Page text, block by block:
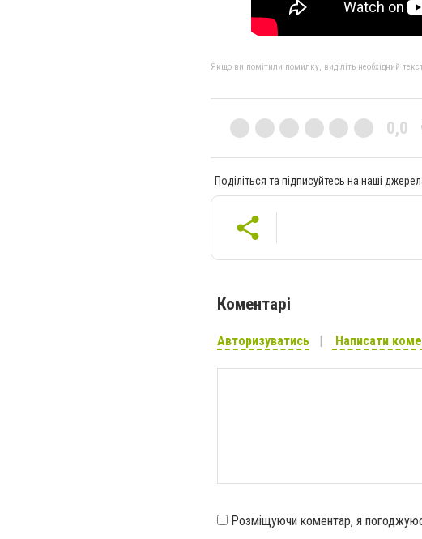
Якщо ви помітили помилку, виділіть необхідний
0,0
Поділіться та підписуйтесь на наші
Коментарі
Авторизуватись Написати
Розміщуючи коментар, я